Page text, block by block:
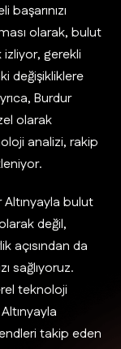
olarak, bulut
izliyor, gerekli
değişikliklere
Burdur
olarak
analizi, rakip
bulut
değil,
açısından da
sağlıyoruz.
teknoloji
takip eden